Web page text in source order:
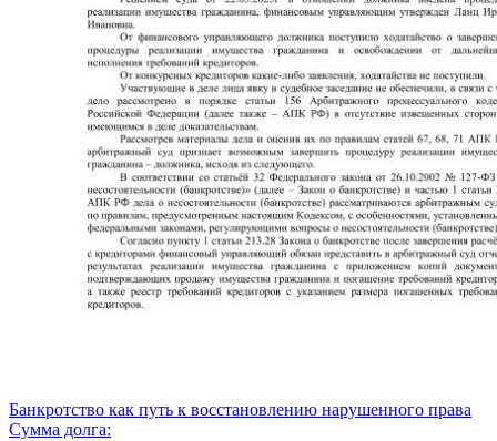
Банкротство как путь к восстановлению нарушенного права
Сумма долга: